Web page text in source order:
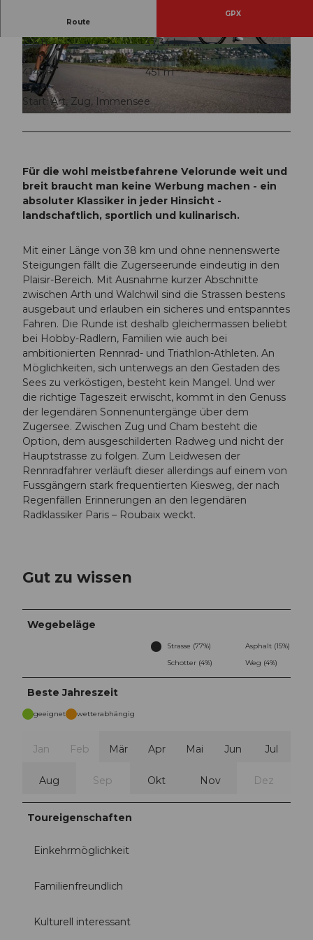
© Xaver Büeler, Schwyz Tourismus © Xaver Büeler, Schwyz Tourismus
Route
GPX
1:55 h
37,34 km
55 m
55 m
414 m
451 m
37 m
Start: Art, Zug, Immensee
Für die wohl meistbefahrene Velorunde weit und
breit braucht man keine Werbung machen - ein
absoluter Klassiker in jeder Hinsicht -
landschaftlich, sportlich und kulinarisch.
Mit einer Länge von 38 km und ohne nennenswerte
Steigungen fällt die Zugerseerunde eindeutig in den
Plaisir-Bereich. Mit Ausnahme kurzer Abschnitte
zwischen Arth und Walchwil sind die Strassen bestens
ausgebaut und erlauben ein sicheres und entspanntes
Fahren. Die Runde ist deshalb gleichermassen beliebt
bei Hobby-Radlern, Familien wie auch bei
ambitionierten Rennrad- und Triathlon-Athleten. An
Möglichkeiten, sich unterwegs an den Gestaden des
Sees zu verköstigen, besteht kein Mangel. Und wer
die richtige Tageszeit erwischt, kommt in den Genuss
der legendären Sonnenuntergänge über dem
Zugersee. Zwischen Zug und Cham besteht die
Option, dem ausgeschilderten Radweg und nicht der
Hauptstrasse zu folgen. Zum Leidwesen der
Rennradfahrer verläuft dieser allerdings auf einem von
Fussgängern stark frequentierten Kiesweg, der nach
Regenfällen Erinnerungen an den legendären
Radklassiker Paris – Roubaix weckt.
Gut zu wissen
Wegebeläge
Strasse (77%)
Asphalt (15%)
Schotter (4%)
Weg (4%)
Beste Jahreszeit
geeignet wetterabhängig
Jan Feb Mär Apr Mai Jun Jul
Aug Sep Okt Nov Dez
Toureigenschaften
Einkehrmöglichkeit
Familienfreundlich
Kulturell interessant